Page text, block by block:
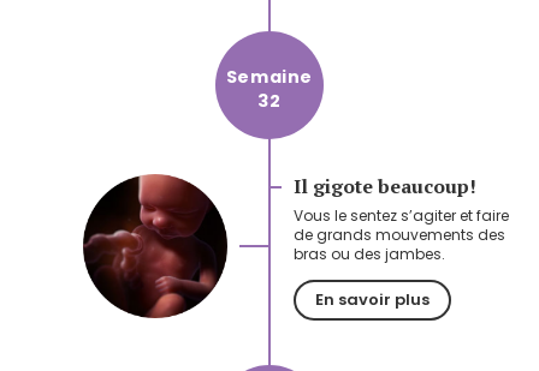
Semaine
32
Il gigote beaucoup!
Vous le sentez s’agiter et faire
de grands mouvements des
bras ou des jambes.
En savoir plus